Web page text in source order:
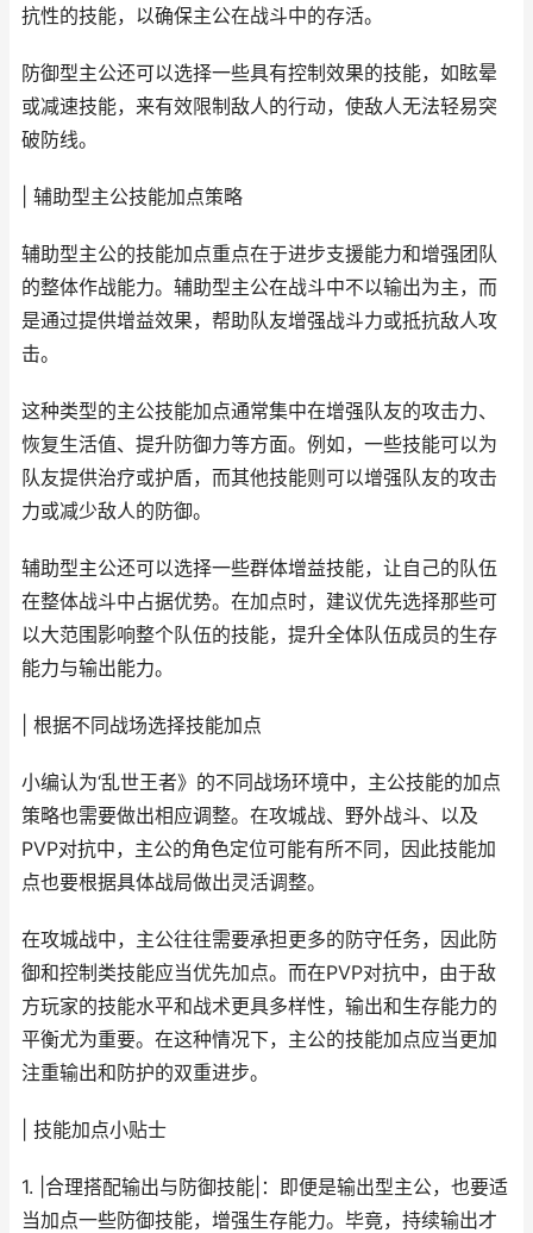
抗性的技能，以确保主公在战斗中的存活。
防御型主公还可以选择一些具有控制效果的技能，如眩晕
或减速技能，来有效限制敌人的行动，使敌人无法轻易突
破防线。
| 辅助型主公技能加点策略
辅助型主公的技能加点重点在于进步支援能力和增强团队
的整体作战能力。辅助型主公在战斗中不以输出为主，而
是通过提供增益效果，帮助队友增强战斗力或抵抗敌人攻
击。
这种类型的主公技能加点通常集中在增强队友的攻击力、
恢复生活值、提升防御力等方面。例如，一些技能可以为
队友提供治疗或护盾，而其他技能则可以增强队友的攻击
力或减少敌人的防御。
辅助型主公还可以选择一些群体增益技能，让自己的队伍
在整体战斗中占据优势。在加点时，建议优先选择那些可
以大范围影响整个队伍的技能，提升全体队伍成员的生存
能力与输出能力。
| 根据不同战场选择技能加点
小编认为‘乱世王者》的不同战场环境中，主公技能的加点
策略也需要做出相应调整。在攻城战、野外战斗、以及
PVP对抗中，主公的角色定位可能有所不同，因此技能加
点也要根据具体战局做出灵活调整。
在攻城战中，主公往往需要承担更多的防守任务，因此防
御和控制类技能应当优先加点。而在PVP对抗中，由于敌
方玩家的技能水平和战术更具多样性，输出和生存能力的
平衡尤为重要。在这种情况下，主公的技能加点应当更加
注重输出和防护的双重进步。
| 技能加点小贴士
1. |合理搭配输出与防御技能|：即便是输出型主公，也要适
当加点一些防御技能，增强生存能力。毕竟，持续输出才